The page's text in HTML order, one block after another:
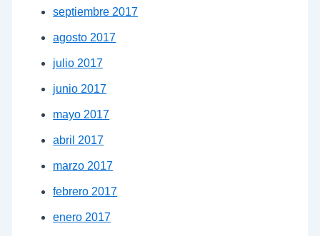
septiembre 2017
agosto 2017
julio 2017
junio 2017
mayo 2017
abril 2017
marzo 2017
febrero 2017
enero 2017